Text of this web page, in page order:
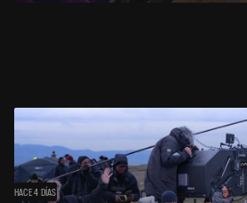
HACE 4 DÍAS